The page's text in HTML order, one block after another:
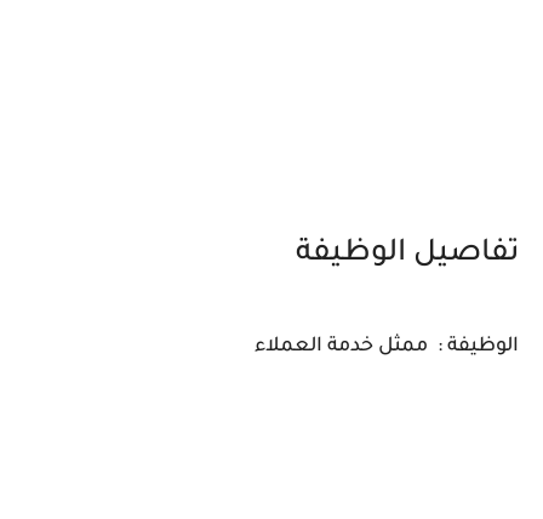
تفاصيل الوظيفة
الوظيفة : ممثل خدمة العملاء